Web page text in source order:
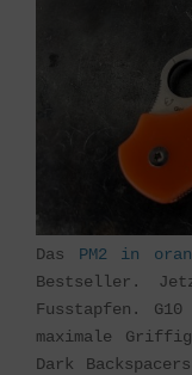
Das PM2 in
Bestseller.
Fusstapfen.
maximale
Dark